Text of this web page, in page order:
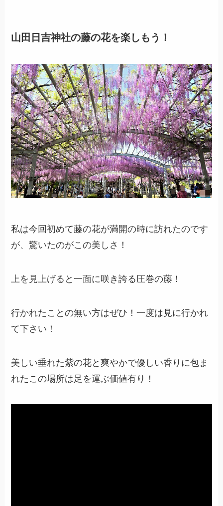
山田日吉神社の藤の花を楽しもう！
私は今回初めて藤の花が満開の時に訪れたのです
が、驚いたのがこの美しさ！
上を見上げると一面に咲き誇る圧巻の藤！
行かれたことの無い方はぜひ！一度は見に行かれ
て下さい！
美しい垂れた紫の花と爽やかで優しい香りに包ま
れたこの場所は足を運ぶ価値有り！